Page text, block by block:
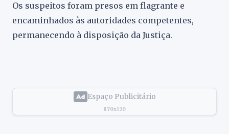
Os suspeitos foram presos em flagrante e
encaminhados às autoridades competentes,
permanecendo à disposição da Justiça.
Espaço Publicitário
870x120